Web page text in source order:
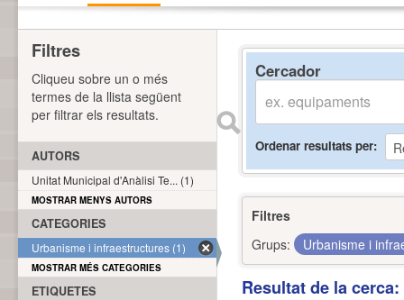
Cercador
Ordenar resultats per
Filtres
Grups:
Urbanisme i
Resultat de la
Filtres
Cliqueu sobre un o més
termes de la llista següent
per filtrar els resultats.
AUTORS
Unitat Municipal d'Anàlisi Te... (1)
MOSTRAR MENYS AUTORS
CATEGORIES
Urbanisme i infraestructures (1)
MOSTRAR MÉS CATEGORIES
ETIQUETES